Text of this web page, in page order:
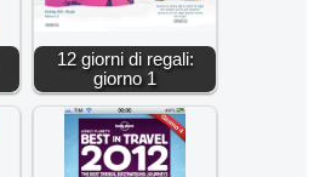
12 giorni di regali:
giorno 1